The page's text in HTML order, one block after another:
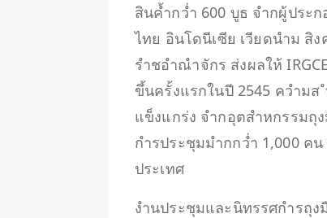
สินค้ำกว่ำ 600 บูธ จำกผู้ประ
ไทย อินโดนีเซีย เวียดนำม สิ
รำชอำณำจักร ส่งผลให้
ขึ้นครั้งแรกในปี 2545 ควำมส
แข็งแกร่ง จำกอุตสำหกรรมถุ
กำรประชุมมำกกว่ำ 1,000 ค
ประเทศ
งำนประชุมและนิทรรศกำรถุง